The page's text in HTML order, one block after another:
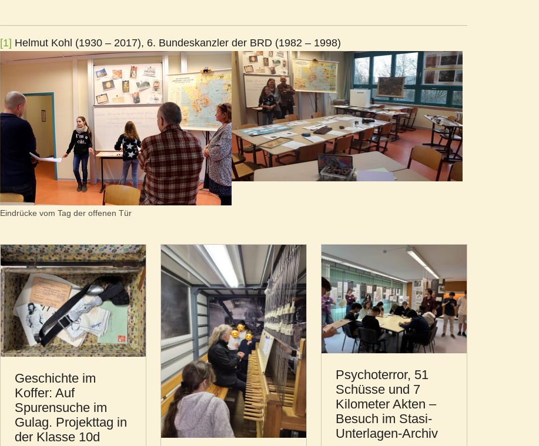
Eindrücke vom Tag der offenen Tür
[1] Helmut Kohl (1930 – 2017), 6. Bundeskanzler der BRD (1982 – 1998)
Geschichte im
Koffer: Auf
Spurensuche im
Gulag. Projekttag in
der Klasse 10d
Psychoterror, 51
Schüsse und 7
Kilometer Akten –
Besuch im Stasi-
Unterlagen-Archiv